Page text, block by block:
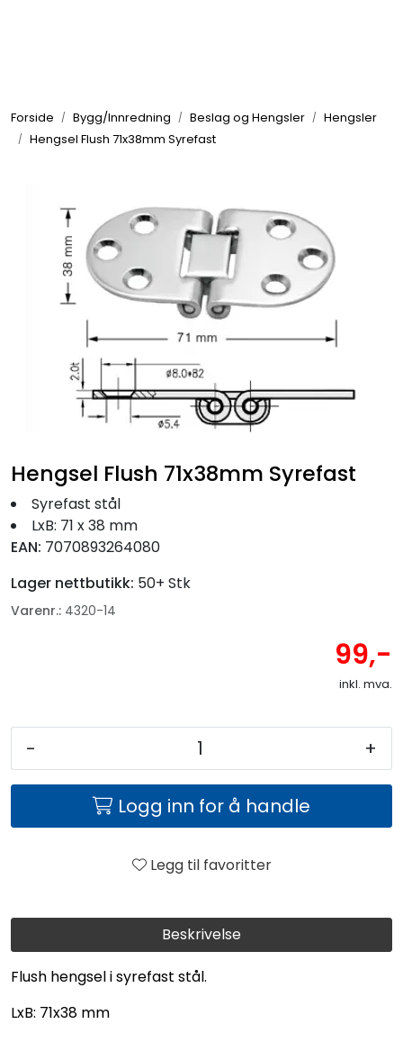
Forside Bygg/Innredning Beslag og Hengsler
Hengsler
Hengsel Flush 71x38mm Syrefast
Beskrivelse
Flush hengsel i syrefast stål.
LxB: 71x38 mm
Hengsel Flush 71x38mm Syrefast
Syrefast stål
LxB: 71 x 38 mm
EAN: 7070893264080
Lager nettbutikk: 50+ Stk
Varenr.: 4320-14
99,-
inkl. mva.
- +
Logg inn for å handle
Legg til favoritter
Elektrisk
Komfort
VVS
Motor/Styring
Fortøyning
Fritid/Sikkerhet
Båtpleie/Opplag